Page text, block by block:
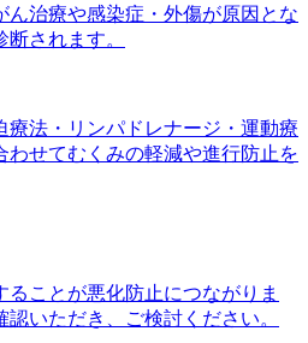
ん治療や感染症・外傷が原因とな
されます。
療法・リンパドレナージ・運動療
わせてむくみの軽減や進行防止を
ことが悪化防止につながりま
いただき、ご検討ください。